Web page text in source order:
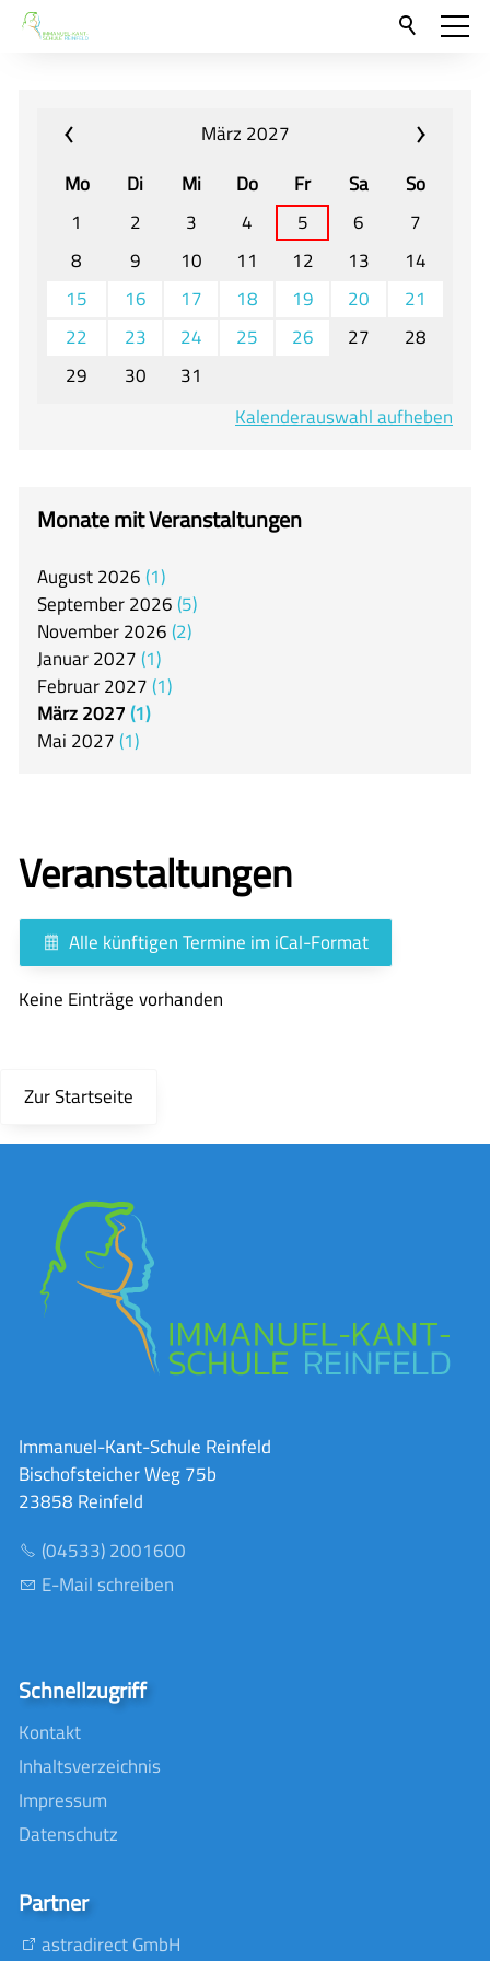
Neu hier?
Für Eltern und Schüler
Willkommen
Veranstaltungen und Termine
Unser Unterricht - Fachcurricula
Unsere Konzepte
Downloads
Unter-, Mittel und Oberstufe
itslearning
Arbeitsgemeinschaften
Mensa
Unsere Schulgemeinschaft
Kontakt
März 2027
Mo
Di Mi Do Fr Sa
So
1
2 3 4 5 6
7
8
9 10 11 12 13
14
15
16 17 18 19 20
21
22
23 24 25 26 27
28
29
30
31
Kalenderauswahl aufheben
Monate mit Veranstaltungen
August2026 1
September2026 5
November2026 2
Januar2027 1
Februar2027 1
März2027 1
Mai 2027 1
Veranstaltungen
Alle künftigen Termine im iCal-Format
Keine Einträge vorhanden
Zur Startseite
Immanuel-Kant-Schule Reinfeld
Bischofsteicher Weg 75b
23858 Reinfeld
(04533) 2001600
E-Mail schreiben
Schnellzugriff
Kontakt
Inhaltsverzeichnis
Impressum
Datenschutz
Partner
astradirect GmbH